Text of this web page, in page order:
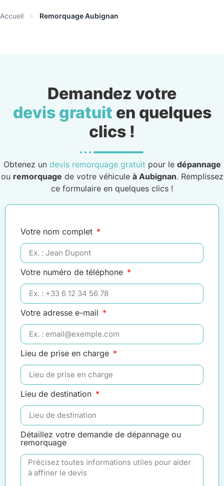
Accueil » Remorquage Aubignan
Demandez votre
devis gratuit en quelques
clics !
Obtenez un devis remorquage gratuit pour le dépannage
ou remorquage de votre véhicule à Aubignan. Remplissez
ce formulaire en quelques clics !
Votre nom complet
Votre numéro de téléphone
Votre adresse e-mail
Lieu de prise en charge
Lieu de destination
Détaillez votre demande de dépannage ou
remorquage